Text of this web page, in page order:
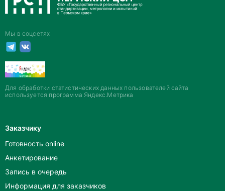
Мы в соцсетях
Для обработки статистических данных пользователей сайта
используется программа Яндекс.Метрика
Заказчику
Готовность online
Анкетирование
Запись в очередь
Информация для заказчиков